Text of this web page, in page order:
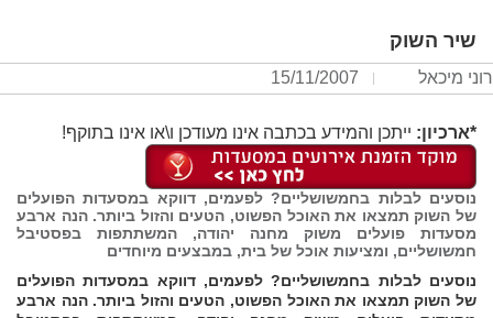
שיר השוק
רוני מיכאל 15/11/2007
*ארכיון: ייתכן והמידע בכתבה אינו מעודכן ו\או אינו בתוקף!
נוסעים לבלות בחמשושליים? לפעמים, דווקא במסעדות הפועלים
של השוק תמצאו את האוכל הפשוט, הטעים והזול ביותר. הנה ארבע
מסעדות פועלים משוק מחנה יהודה, המשתתפות בפסטיבל
חמשושליים, ומציעות אוכל של בית, במבצעים מיוחדים
נוסעים לבלות בחמשושליים? לפעמים, דווקא במסעדות הפועלים
של השוק תמצאו את האוכל הפשוט, הטעים והזול ביותר. הנה ארבע